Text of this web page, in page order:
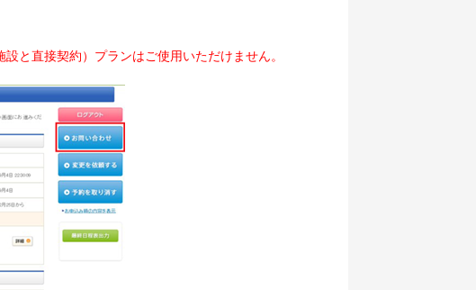
と直接契約）プランはご使用いただけません。